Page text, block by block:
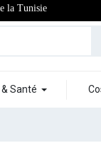
la Tunisie
Santé